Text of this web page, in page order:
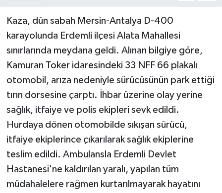
Kaza, dün sabah Mersin-Antalya D-400
karayolunda Erdemli ilçesi Alata Mahallesi
sınırlarında meydana geldi. Alınan bilgiye göre,
Kamuran Toker idaresindeki 33 NFF 66 plakalı
otomobil, arıza nedeniyle sürücüsünün park ettiği
tırın dorsesine çarptı. İhbar üzerine olay yerine
sağlık, itfaiye ve polis ekipleri sevk edildi.
Hurdaya dönen otomobilde sıkışan sürücü,
itfaiye ekiplerince çıkarılarak sağlık ekiplerine
teslim edildi. Ambulansla Erdemli Devlet
Hastanesi'ne kaldırılan yaralı, yapılan tüm
müdahalelere rağmen kurtarılmayarak hayatını